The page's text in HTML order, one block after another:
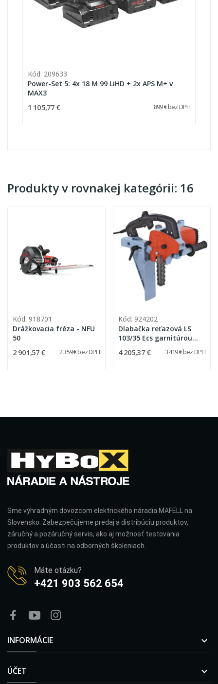
Kód: 209633
Power-Set 5: 4x 18 M 99 LiHD + 2x APS M+ v
MAX3
1 105,77 € 899 € bez DPH
Produkty v rovnakej kategórii: 16
Kód: 918701
Drážkovacia fréza - NFU
50
2 901,57 € 2 359 € bez DPH
Kód: 924202
Dlabačka reťazová LS
103/35 Ecs garnitúrou
4 205,37 € 3 419 € bez DPH
Sme výhradným dovozcom elektrického náradia MAFELL na
Slovensko. Zabezpečujeme predaj a distribúciu produktov,
záručný a pozáručný servis, ako aj možnosť testovania
produktov a účasti na odborných školeniach.
Máte otázku?
+421 903 562 654
INFORMÁCIE 
ÚČET 